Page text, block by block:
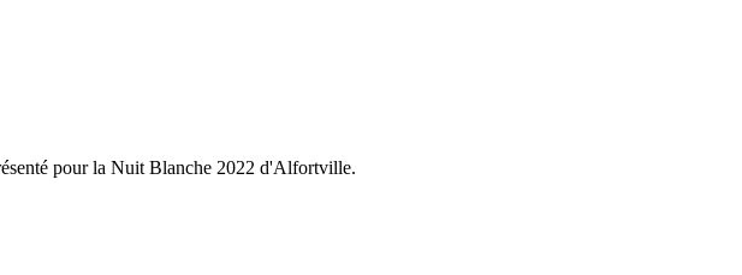
pour la Nuit Blanche 2022 d'Alfortville.